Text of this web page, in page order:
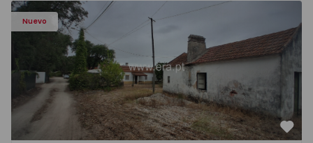
Nuevo
Apartamento T3 Salvaterra de Magos, Marinhais -